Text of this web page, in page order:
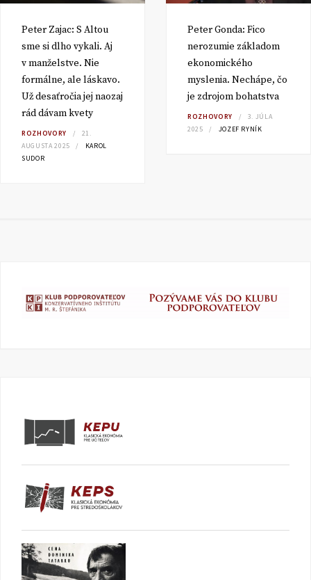
Peter Zajac: S Altou
sme si dlho vykali. Aj
v manželstve. Nie
formálne, ale láskavo.
Už desaťročia jej naozaj
rád dávam kvety
ROZHOVORY
21.
AUGUSTA 2025
KAROL
SUDOR
Peter Gonda: Fico
nerozumie základom
ekonomického
myslenia. Nechápe, čo
je zdrojom bohatstva
ROZHOVORY
3. JÚLA
2025
JOZEF RYNÍK